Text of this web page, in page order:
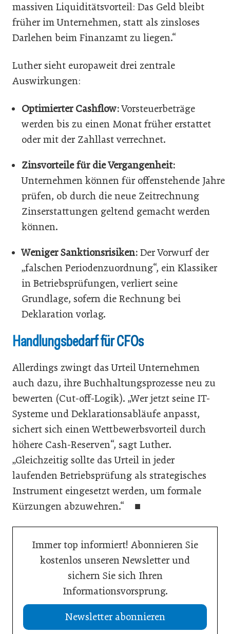
massiven Liquiditätsvorteil: Das Geld bleibt
früher im Unternehmen, statt als zinsloses
Darlehen beim Finanzamt zu liegen.“
Luther sieht europaweit drei zentrale
Auswirkungen:
Optimierter Cashflow:Vorsteuerbeträge
werden bis zu einen Monat früher erstattet
oder mit der Zahllast verrechnet.
Zinsvorteile für die Vergangenheit:
Unternehmen können für offenstehende Jahre
prüfen, ob durch die neue Zeitrechnung
Zinserstattungen geltend gemacht werden
können.
Weniger Sanktionsrisiken: Der Vorwurf der
„falschen Periodenzuordnung“, ein Klassiker
in Betriebsprüfungen, verliert seine
Grundlage, sofern die Rechnung bei
Deklaration vorlag.
Handlungsbedarf für CFOs
Allerdings zwingt das Urteil Unternehmen
auch dazu, ihre Buchhaltungsprozesse neu zu
bewerten (Cut-off-Logik). „Wer jetzt seine IT-
Systeme und Deklarationsabläufe anpasst,
sichert sich einen Wettbewerbsvorteil durch
höhere Cash-Reserven“, sagt Luther.
„Gleichzeitig sollte das Urteil in jeder
laufenden Betriebsprüfung als strategisches
Instrument eingesetzt werden, um formale
Kürzungen abzuwehren.“ ■
Immer top informiert! Abonnieren Sie
kostenlos unseren Newsletter und
sichern Sie sich Ihren
Informationsvorsprung.
Newsletter abonnieren